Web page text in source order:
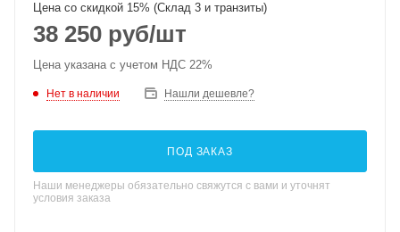
Цена со скидкой 15% (Склад 3 и транзиты)
38 250 руб/шт
Цена указана с учетом НДС 22%
Нет в наличии Нашли дешевле?
ПОД ЗАКАЗ
Наши менеджеры обязательно свяжутся с вами и уточнят
условия заказа